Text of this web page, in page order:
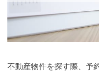
不動産物件を探す際、予